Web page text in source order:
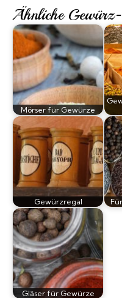
Ähnliche Gewürz-
Mörser für Gewürze
Gewürzregal
Gläser für Gewürze